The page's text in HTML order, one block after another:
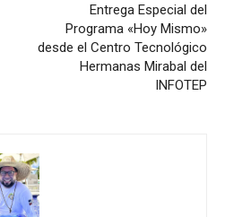
Entrega Especial del
Programa «Hoy Mismo»
desde el Centro Tecnológico
Hermanas Mirabal del
INFOTEP